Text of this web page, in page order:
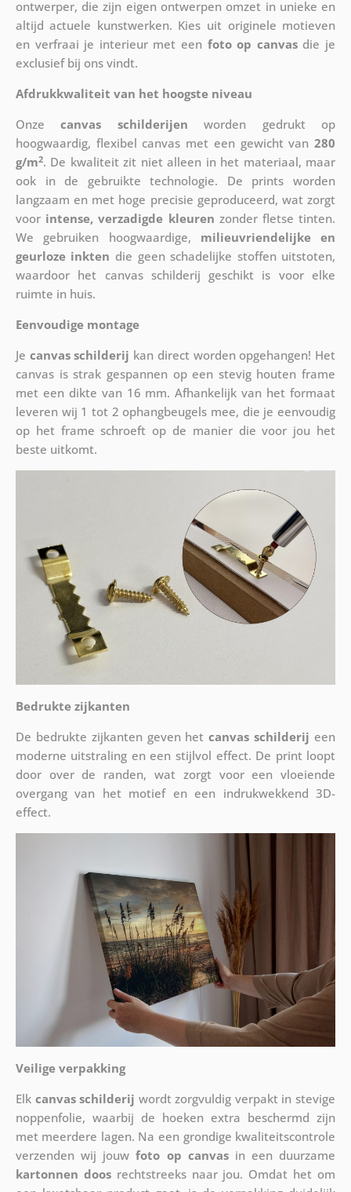
ontwerper, die zijn eigen ontwerpen omzet in unieke en
altijd actuele kunstwerken. Kies uit originele motieven
en verfraai je interieur met een foto op canvasdie je
exclusief bij ons vindt.
Afdrukkwaliteit van het hoogste niveau
Onzecanvas schilderijen worden gedrukt op
hoogwaardig, flexibel canvas met een gewicht van280
g/m2. De kwaliteit zit niet alleen in het materiaal, maar
ook in de gebruikte technologie. De prints worden
langzaam en met hoge precisie geproduceerd, wat zorgt
voor intense, verzadigde kleuren zonder fletse tinten.
We gebruiken hoogwaardige, milieuvriendelijke en
geurloze inkten die geen schadelijke stoffen uitstoten,
waardoor het canvas schilderij geschikt is voor elke
ruimte in huis.
Eenvoudige montage
Je canvas schilderij kan direct worden opgehangen! Het
canvas is strak gespannen op een stevig houten frame
met een dikte van 16 mm. Afhankelijk van het formaat
leveren wij 1 tot 2 ophangbeugels mee, die je eenvoudig
op het frame schroeft op de manier die voor jou het
beste uitkomt.
Bedrukte zijkanten
De bedrukte zijkanten geven hetcanvas schilderij een
moderne uitstraling en een stijlvol effect. De print loopt
door over de randen, wat zorgt voor een vloeiende
overgang van het motief en een indrukwekkend 3D-
effect.
Veilige verpakking
Elk canvas schilderij wordt zorgvuldig verpakt in stevige
noppenfolie, waarbij de hoeken extra beschermd zijn
met meerdere lagen. Na een grondige kwaliteitscontrole
verzenden wij jouwfoto op canvasin een duurzame
kartonnen doosrechtstreeks naar jou. Omdat het om